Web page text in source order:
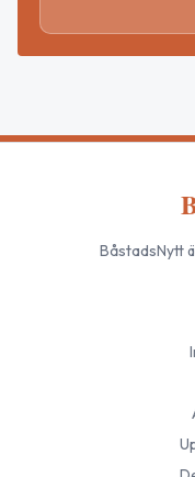
BåstadsNytt